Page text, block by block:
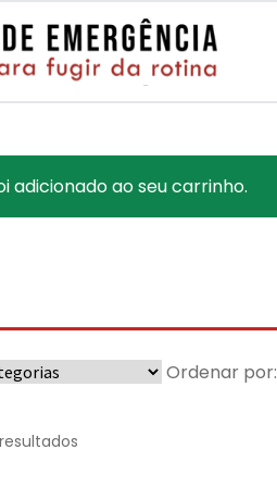
adicionado ao seu carrinho.
Ordenar por: